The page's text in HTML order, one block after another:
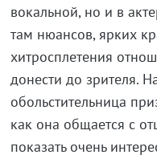
вокальной, но и в
там нюансов, ярких
хитросплетения
донести до зрителя.
обольстительница
как она общается с
показать очень